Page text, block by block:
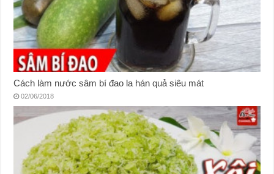
Cách làm nước sâm bí đao la hán quả siêu mát
02/06/2018